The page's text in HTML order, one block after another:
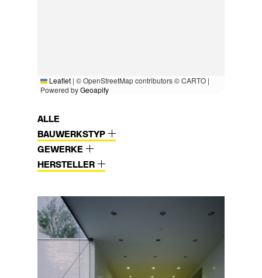
Leaflet | © OpenStreetMap contributors © CARTO |
Powered byGeoapify
ALLE
BAUWERKSTYP
GEWERKE
HERSTELLER